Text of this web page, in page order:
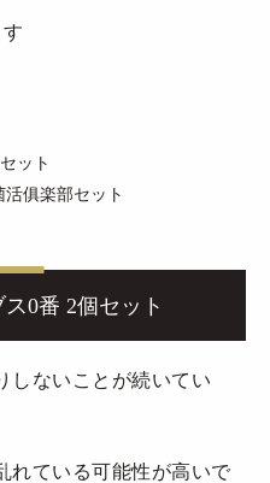
ット
俱楽部セット
0番 2個セット
しないことが続いてい
れている可能性が高いで